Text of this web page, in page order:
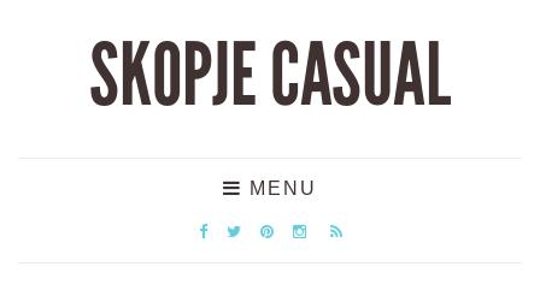
SKOPJE CASUAL
MENU